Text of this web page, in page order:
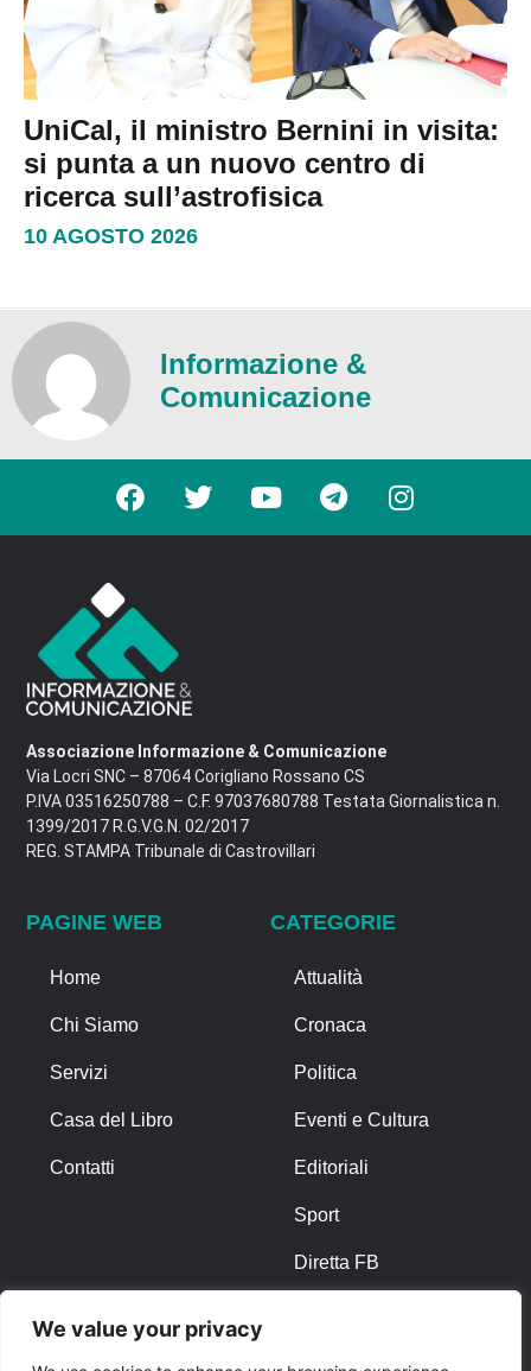
We value your privacy
UniCal, il ministro Bernini in visita:
si punta a un nuovo centro di
ricerca sull’astrofisica
10 AGOSTO 2026
Informazione &
Comunicazione
Associazione Informazione & Comunicazione
Via Locri SNC – 87064 Corigliano Rossano CS
P.IVA 03516250788 – C.F. 97037680788 Testata Giornalistica n.
1399/2017 R.G.V.G.N. 02/2017
REG. STAMPA Tribunale di Castrovillari
PAGINE WEB
Home
Chi Siamo
Servizi
Casa del Libro
Contatti
CATEGORIE
Attualità
Cronaca
Politica
Eventi e Cultura
Editoriali
Sport
Diretta FB
ALTRO